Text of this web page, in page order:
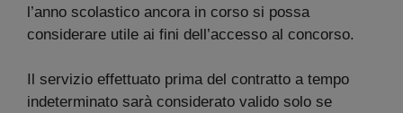
l’anno scolastico ancora in corso si possa
considerare utile ai fini dell’accesso al concorso.
Il servizio effettuato prima del contratto a tempo
indeterminato sarà considerato valido solo se